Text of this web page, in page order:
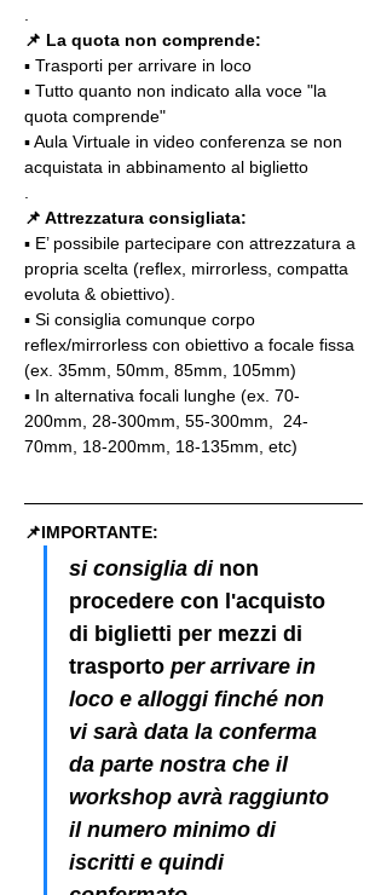
📌 La quota non comprende:
▪️ Trasporti per arrivare in loco
▪️ Tutto quanto non indicato alla voce "la
quota comprende"
▪️ Aula Virtuale in video conferenza se non
acquistata in abbinamento al biglietto
📌 Attrezzatura consigliata:
▪️ E’ possibile partecipare con attrezzatura a
propria scelta (reflex, mirrorless, compatta
evoluta & obiettivo).
▪️ Si consiglia comunque corpo
reflex/mirrorless con obiettivo a focale fissa
(ex. 35mm, 50mm, 85mm, 105mm)
▪️ In alternativa focali lunghe (ex. 70-
200mm, 28-300mm, 55-300mm,  24-
70mm, 18-200mm, 18-135mm, etc)
📌IMPORTANTE:
si consiglia di non
procedere con l'acquisto
di biglietti per mezzi di
trasporto per arrivare in
loco e alloggi finché non
vi sarà data la conferma
da parte nostra che il
workshop avrà raggiunto
il numero minimo di
iscritti e quindi